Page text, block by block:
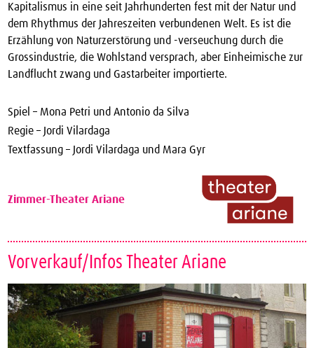
Kapitalismus in eine seit Jahrhunderten fest mit der Natur und
dem Rhythmus der Jahreszeiten verbundenen Welt. Es ist die
Erzählung von Naturzerstörung und -verseuchung durch die
Grossindustrie, die Wohlstand versprach, aber Einheimische zur
Landflucht zwang und Gastarbeiter importierte.
Spiel – Mona Petri und Antonio da Silva
Regie – Jordi Vilardaga
Textfassung – Jordi Vilardaga und Mara Gyr
Zimmer-Theater Ariane
Vorverkauf/Infos Theater Ariane